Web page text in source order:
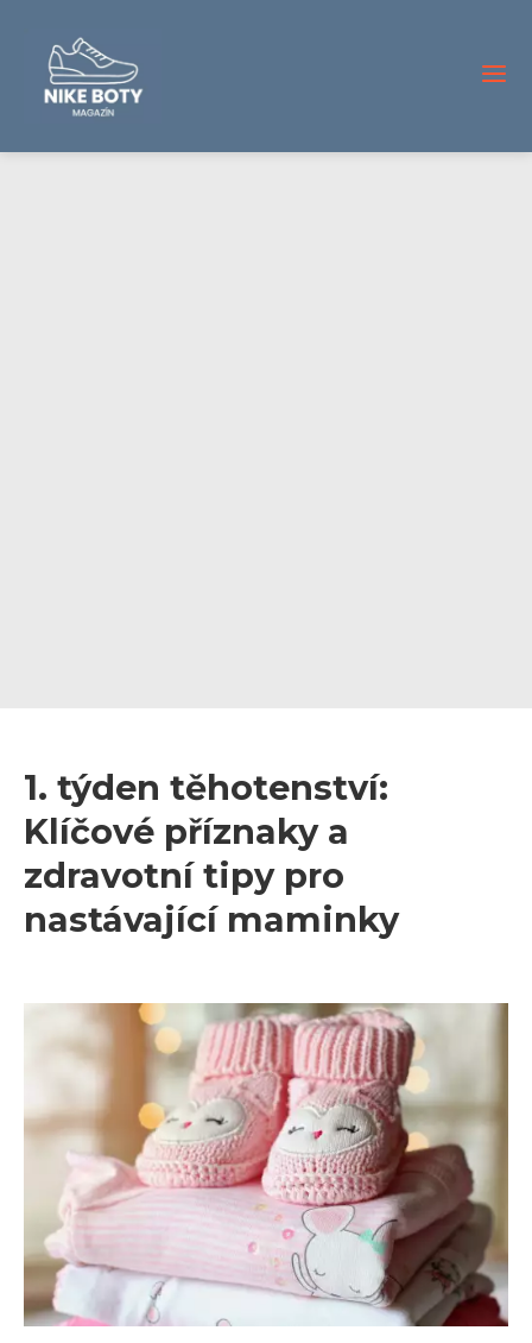
1. týden těhotenství:
Klíčové příznaky a
zdravotní tipy pro
nastávající maminky